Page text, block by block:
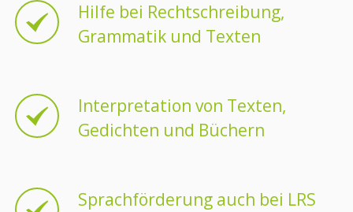
Hilfe bei Rechtschreibung,
Grammatik und Texten
Interpretation von Texten,
Gedichten und Büchern
Sprachförderung auch bei LRS